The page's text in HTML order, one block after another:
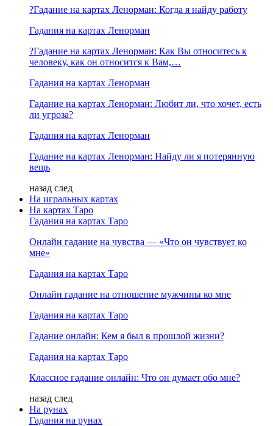
?Гадание на картах Ленорман: Когда я найду работу
Гадания на картах Ленорман
?Гадание на картах Ленорман: Как Вы относитесь к
человеку, как он относится к Вам,…
Гадания на картах Ленорман
Гадание на картах Ленорман: Любит ли, что хочет, есть
ли угроза?
Гадания на картах Ленорман
Гадание на картах Ленорман: Найду ли я потерянную
вещь
назад след
На игральных картах
На картах Таро
Гадания на картах Таро
Онлайн гадание на чувства — «Что он чувствует ко
мне»
Гадания на картах Таро
Онлайн гадание на отношение мужчины ко мне
Гадания на картах Таро
Гадание онлайн: Кем я был в прошлой жизни?
Гадания на картах Таро
Классное гадание онлайн: Что он думает обо мне?
назад след
На рунах
Гадания на рунах